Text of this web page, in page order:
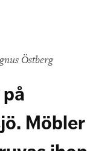
Östberg
Möbler